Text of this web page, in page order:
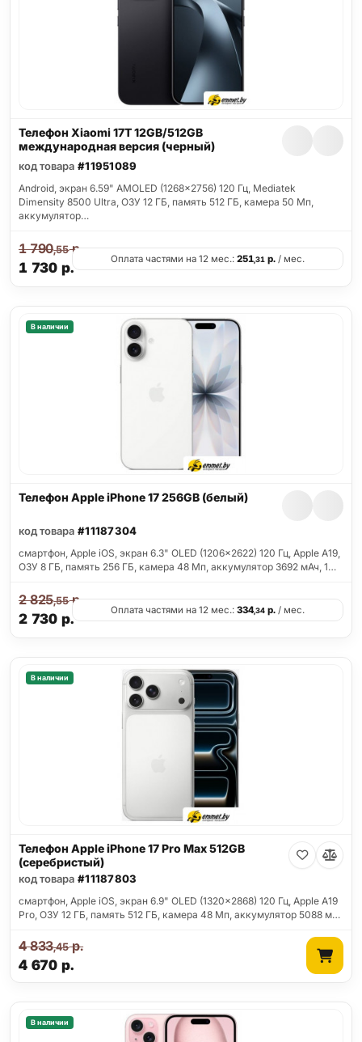
Телефон Xiaomi 17T 12GB/512GB
международная версия (черный)
код товара #11951089
Android, экран 6.59" AMOLED (1268x2756) 120 Гц, Mediatek
Dimensity 8500 Ultra, ОЗУ 12 ГБ, память 512 ГБ, камера 50 Мп,
аккумулятор…
1 730 р.
1 790,55р.
Оплата частями на 12 мес.: 251,31 р. / мес.
В наличии
Телефон Apple iPhone 17 256GB (белый)
код товара #11187304
смартфон, Apple iOS, экран 6.3" OLED (1206x2622) 120 Гц, Apple A19,
ОЗУ 8 ГБ, память 256 ГБ, камера 48 Мп, аккумулятор 3692 мАч, 1…
2 730 р.
2 825,55р.
Оплата частями на 12 мес.: 334,34 р. / мес.
В наличии
Телефон Apple iPhone 17 Pro Max 512GB
(серебристый)
код товара #11187803
смартфон, Apple iOS, экран 6.9" OLED (1320x2868) 120 Гц, Apple A19
Pro, ОЗУ 12 ГБ, память 512 ГБ, камера 48 Мп, аккумулятор 5088 м…
4 670 р.
4 833,45р.
В наличии